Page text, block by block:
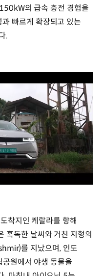
의 급속 충전 경험을
빠르게 확장되고 있는
.
착지인 케랄라를 향해
혹독한 날씨와 거친 지형의
를 지났으며, 인도
원에서 야생 동물을